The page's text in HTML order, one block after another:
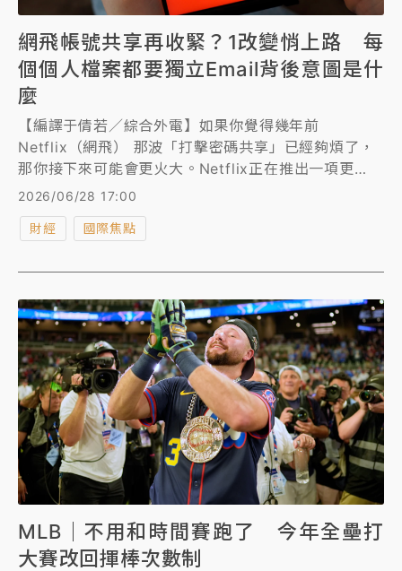
網飛帳號共享再收緊？1改變悄上路 每
個個人檔案都要獨立Email背後意圖是什
麼
【編譯于倩若／綜合外電】如果你覺得幾年前
Netflix（網飛） 那波「打擊密碼共享」已經夠煩了，
那你接下來可能會更火大。Netflix正在推出一項更
新，要求同一個家庭共享帳號底下的每個使用者個人檔
Netflix現在希望你家裡的每個使用者檔案都擁有各自
2026/06/28 17:00
財經 國際焦點
MLB｜不用和時間賽跑了 今年全壘打
大賽改回揮棒次數制